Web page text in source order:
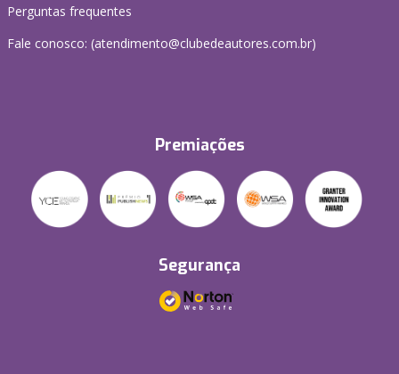
Perguntas frequentes
Fale conosco: (atendimento@clubedeautores.com.br)
Premiações
Segurança